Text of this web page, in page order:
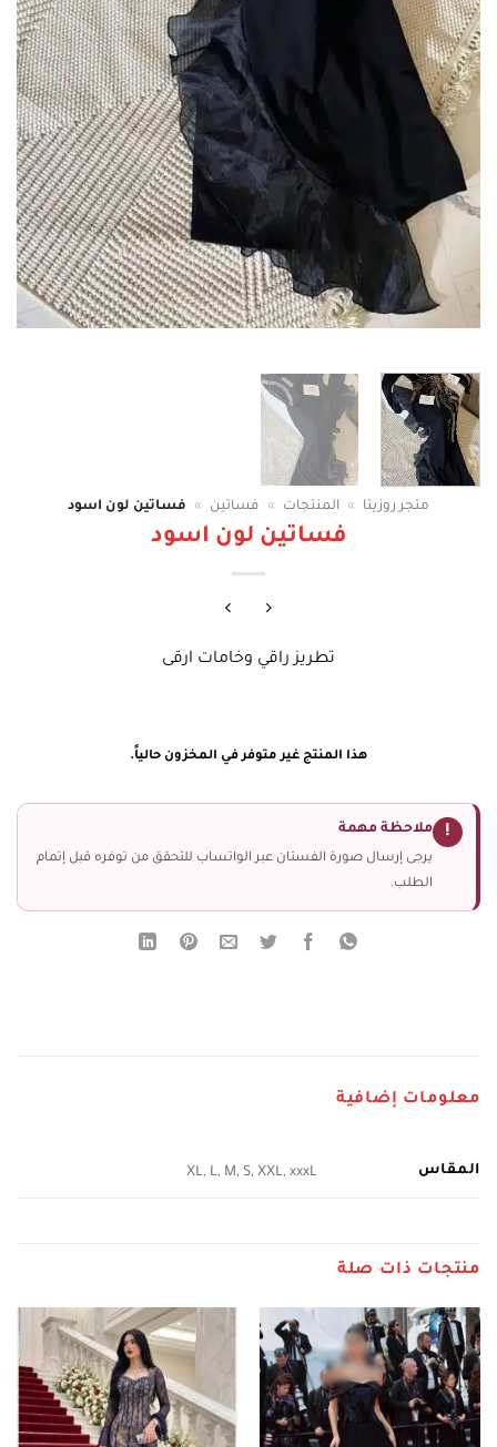
متجر روزيتا » المنتجات » فساتين » فساتين لون اسود
فساتين لون اسود
تطريز راقي وخامات ارقى
هذا المنتج غير متوفر في المخزون حالياً.
! ملاحظة مهمة
يرجى إرسال صورة الفستان عبر الواتساب للتحقق من توفره قبل إتمام
الطلب.
معلومات إضافية
المقاس XL, L, M, S, XXL, xxxL
منتجات ذات صلة